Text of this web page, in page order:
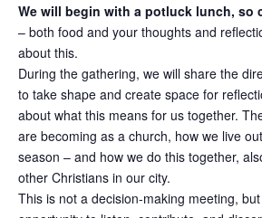
We will begin with a potluck lunch, so
– both food and your thoughts and
about this.
During the gathering, we will share the
to take shape and create space for
about what this means for us together.
are becoming as a church, how we live
season – and how we do this together,
other Christians in our city.
This is not a decision-making meeting,